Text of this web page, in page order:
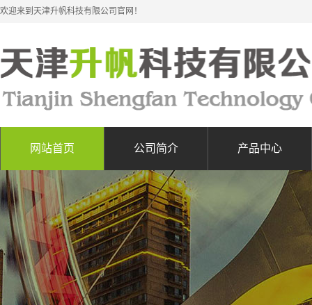
欢迎来到天津升帆科技有限公司官网！
网站首页 公司简介 产品中心